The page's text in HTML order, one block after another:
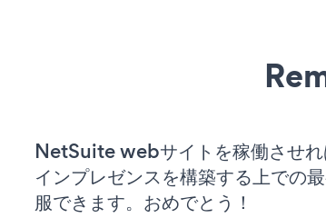
NetSuite webサイトを稼働させれ
インプレゼンスを構築する上での
服できます。おめでとう！